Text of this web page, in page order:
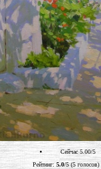
Сейчас 5.00/5
Рейтинг: 5.0/5 (5 голосов)